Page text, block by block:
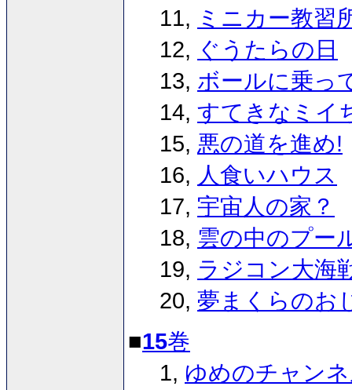
11, ミニカー教習
12, ぐうたらの日
13, ボールに乗っ
14, すてきなミイ
15, 悪の道を進め!
16, 人食いハウス
17, 宇宙人の家？
18, 雲の中のプー
19, ラジコン大海
20, 夢まくらのお
■15巻
1, ゆめのチャン